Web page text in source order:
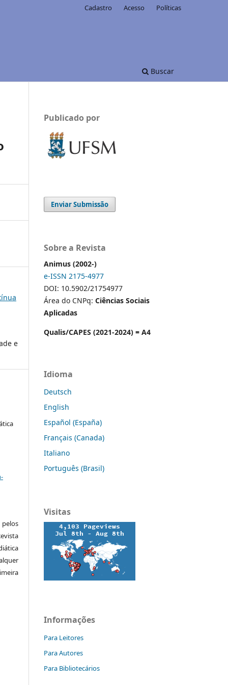
Buscar
Cadastro Acesso Políticas
e
Publicado por
Enviar Submissão
Sobre a Revista
Animus (2002-)
e-ISSN 2175-4977
DOI: 10.5902/21754977
Área do CNPq: Ciências Sociais
Aplicadas
Qualis/CAPES (2021-2024) = A4
Idioma
Deutsch
English
Español (España)
Français (Canada)
Italiano
Português (Brasil)
Visitas
Informações
Para Leitores
Para Autores
Para Bibliotecários